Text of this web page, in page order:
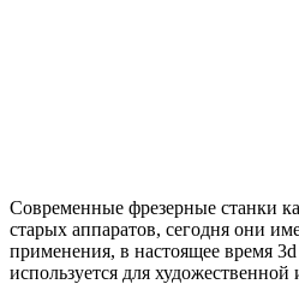
Современные фрезерные станки
старых аппаратов, сегодня они
применения, в настоящее время
используется для